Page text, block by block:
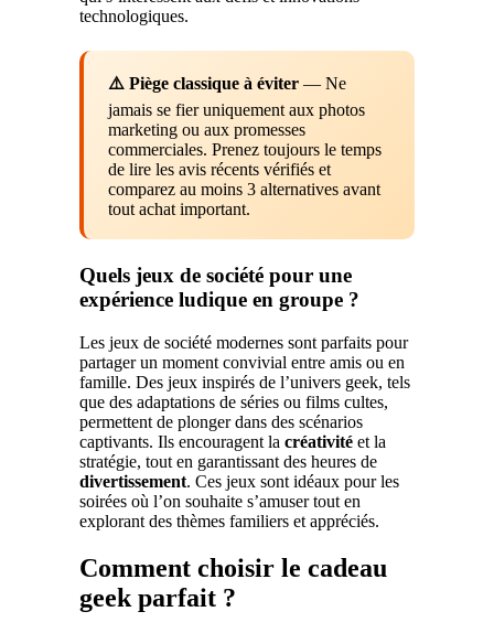
technologiques.
⚠️ Piège classique à éviter — Ne
jamais se fier uniquement aux photos
marketing ou aux promesses
commerciales. Prenez toujours le temps
de lire les avis récents vérifiés et
comparez au moins 3 alternatives avant
tout achat important.
Quels jeux de société pour une
expérience ludique en groupe ?
Les jeux de société modernes sont parfaits pour
partager un moment convivial entre amis ou en
famille. Des jeux inspirés de l’univers geek, tels
que des adaptations de séries ou films cultes,
permettent de plonger dans des scénarios
captivants. Ils encouragent la créativité et la
stratégie, tout en garantissant des heures de
divertissement. Ces jeux sont idéaux pour les
soirées où l’on souhaite s’amuser tout en
explorant des thèmes familiers et appréciés.
Comment choisir le cadeau
geek parfait ?